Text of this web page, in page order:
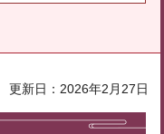
更新日：2026年2月27日